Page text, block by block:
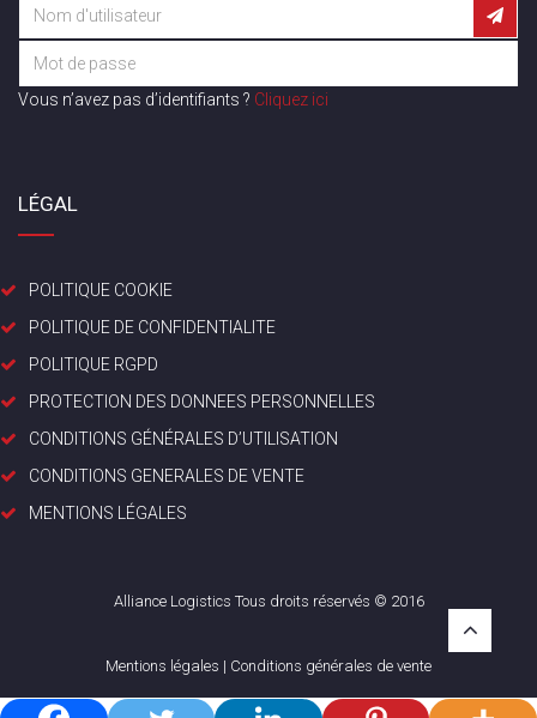
Vous n’avez pas d’identifiants ? Cliquez ici
LÉGAL
POLITIQUE COOKIE
POLITIQUE DE CONFIDENTIALITE
POLITIQUE RGPD
PROTECTION DES DONNEES PERSONNELLES
CONDITIONS GÉNÉRALES D’UTILISATION
CONDITIONS GENERALES DE VENTE
MENTIONS LÉGALES
Alliance Logistics Tous droits réservés © 2016
Mentions légales | Conditions générales de vente